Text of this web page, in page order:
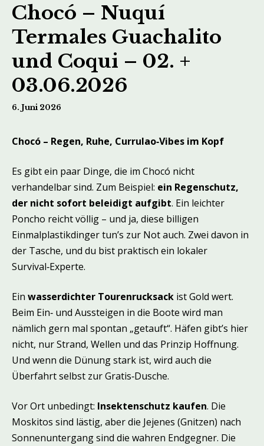
Chocó – Nuquí
Termales Guachalito
und Coqui – 02. +
03.06.2026
6. Juni 2026
Chocó – Regen, Ruhe, Currulao‑Vibes im Kopf
Es gibt ein paar Dinge, die im Chocó nicht
verhandelbar sind. Zum Beispiel: ein Regenschutz,
der nicht sofort beleidigt aufgibt. Ein leichter
Poncho reicht völlig – und ja, diese billigen
Einmalplastikdinger tun’s zur Not auch. Zwei davon in
der Tasche, und du bist praktisch ein lokaler
Survival‑Experte.
Ein wasserdichter Tourenrucksack ist Gold wert.
Beim Ein‑ und Aussteigen in die Boote wird man
nämlich gern mal spontan „getauft“. Häfen gibt’s hier
nicht, nur Strand, Wellen und das Prinzip Hoffnung.
Und wenn die Dünung stark ist, wird auch die
Überfahrt selbst zur Gratis‑Dusche.
Vor Ort unbedingt: Insektenschutz kaufen. Die
Moskitos sind lästig, aber die Jejenes (Gnitzen) nach
Sonnenuntergang sind die wahren Endgegner. Die